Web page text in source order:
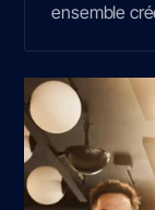
ensemble